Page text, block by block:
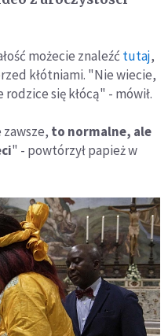
możecie znaleźć tutaj,
kłótniami. "Nie wiecie,
się kłócą" - mówił.
zawsze, to normalne, ale
" - powtórzył papież w